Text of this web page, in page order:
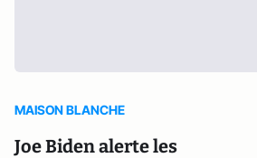
MAISON BLANCHE
Joe Biden alerte les